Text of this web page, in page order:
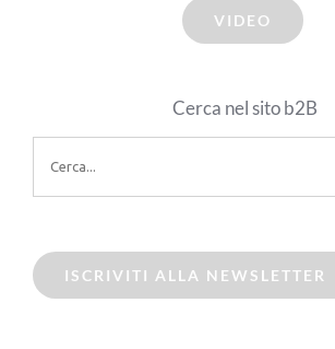
VIDEO
Cerca nel sito b2B
per:
ISCRIVITI ALLA NEWSLETTER